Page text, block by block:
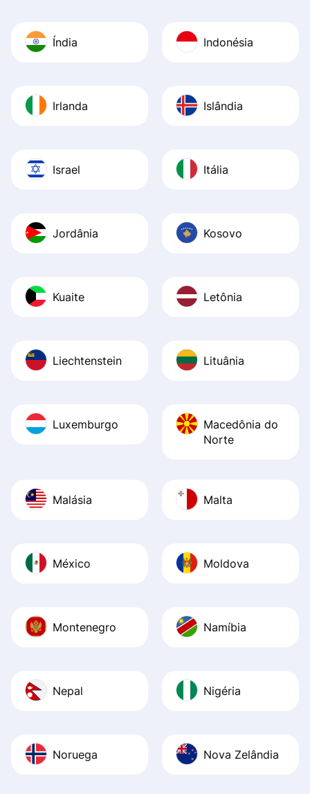
Índia Indonésia
Irlanda Islândia
Israel Itália
Jordânia Kosovo
Kuaite Letônia
Liechtenstein Lituânia
Luxemburgo
Macedônia do
Norte
Malásia Malta
México Moldova
Montenegro Namíbia
Nepal Nigéria
Noruega Nova Zelândia